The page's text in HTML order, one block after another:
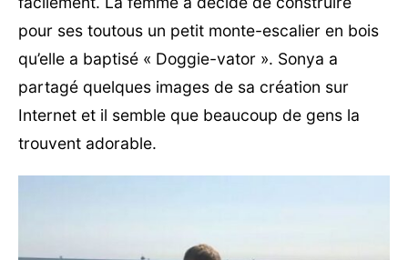
pour ses toutous un petit monte-escalier en bois
qu’elle a baptisé « Doggie-vator ». Sonya a
partagé quelques images de sa création sur
Internet et il semble que beaucoup de gens la
trouvent adorable.